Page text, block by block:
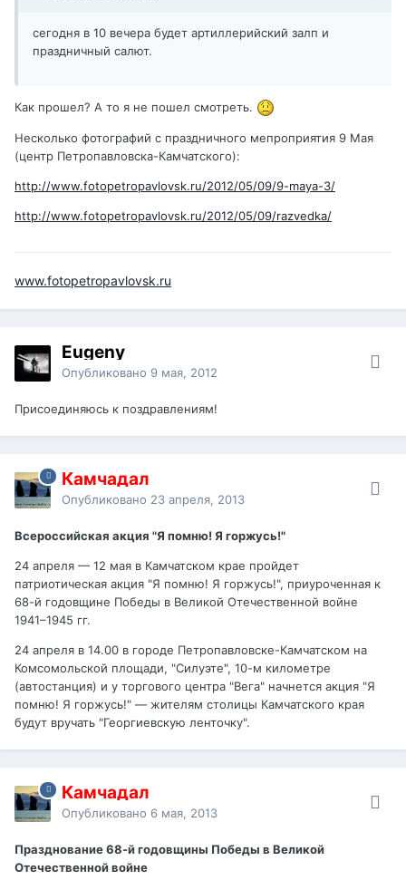
сегодня в 10 вечера будет артиллерийский залп и
праздничный салют.
Как прошел? А то я не пошел смотреть.
Несколько фотографий с праздничного мепроприятия 9 Мая
(центр Петропавловска-Камчатского):
http://www.fotopetropavlovsk.ru/2012/05/09/9-maya-3/
http://www.fotopetropavlovsk.ru/2012/05/09/razvedka/
www.fotopetropavlovsk.ru
Eugeny
Опубликовано 9 мая, 2012
Присоединяюсь к поздравлениям!
Камчадал
Опубликовано 23 апреля, 2013
Всероссийская акция "Я помню! Я горжусь!"
24 апреля — 12 мая в Камчатском крае пройдет
патриотическая акция "Я помню! Я горжусь!", приуроченная к
68-й годовщине Победы в Великой Отечественной войне
1941–1945 гг.
24 апреля в 14.00 в городе Петропавловске-Камчатском на
Комсомольской площади, "Силуэте", 10-м километре
(автостанция) и у торгового центра "Вега" начнется акция "Я
помню! Я горжусь!" — жителям столицы Камчатского края
будут вручать "Георгиевскую ленточку".
Камчадал
Опубликовано 6 мая, 2013
Празднование 68-й годовщины Победы в Великой
Отечественной войне